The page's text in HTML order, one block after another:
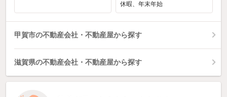
休暇、年末年始
甲賀市の不動産会社・不動産屋から探す
滋賀県の不動産会社・不動産屋から探す